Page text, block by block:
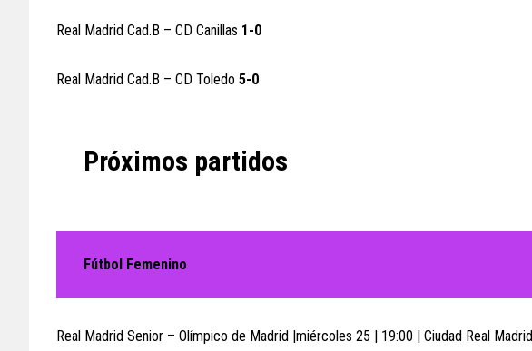
Real Madrid Cad.B – CD Canillas 1-0
Real Madrid Cad.B – CD Toledo 5-0
Próximos partidos
Fútbol Femenino
Real Madrid Senior – Olímpico de Madrid |miércoles 25 | 19:00 | Ciudad Real Madrid